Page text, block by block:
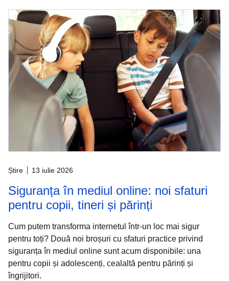
Știre 13 iulie 2026
Siguranța în mediul online: noi sfaturi
pentru copii, tineri și părinți
Cum putem transforma internetul într-un loc mai sigur
pentru toți? Două noi broșuri cu sfaturi practice privind
siguranța în mediul online sunt acum disponibile: una
pentru copii și adolescenți, cealaltă pentru părinți și
îngrijitori.